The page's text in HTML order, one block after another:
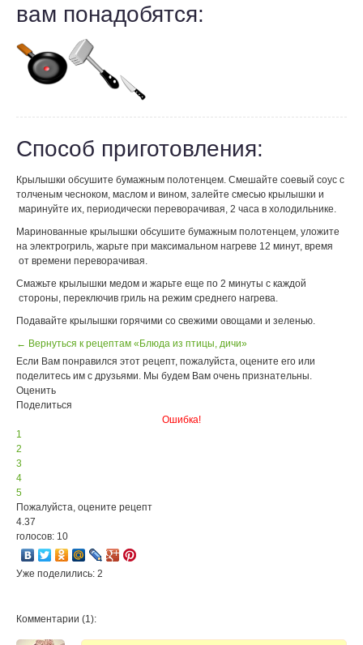
вам понадобятся:
Способ приготовления:
Крылышки обсушите бумажным полотенцем. Смешайте соевый соус с
толченым чесноком, маслом и вином, залейте смесью крылышки и
маринуйте их, периодически переворачивая, 2 часа в холодильнике.
Маринованные крылышки обсушите бумажным полотенцем, уложите
на электрогриль, жарьте при максимальном нагреве 12 минут, время
от времени переворачивая.
Смажьте крылышки медом и жарьте еще по 2 минуты с каждой
стороны, переключив гриль на режим среднего нагрева.
Подавайте крылышки горячими со свежими овощами и зеленью.
← Вернуться к рецептам «Блюда из птицы, дичи»
Если Вам понравился этот рецепт, пожалуйста, оцените его или
поделитесь им с друзьями. Мы будем Вам очень признательны.
Оценить
Поделиться
Ошибка!
1
2
3
4
5
Пожалуйста, оцените рецепт
4.37
голосов: 10
Уже поделились: 2
Комментарии (1):